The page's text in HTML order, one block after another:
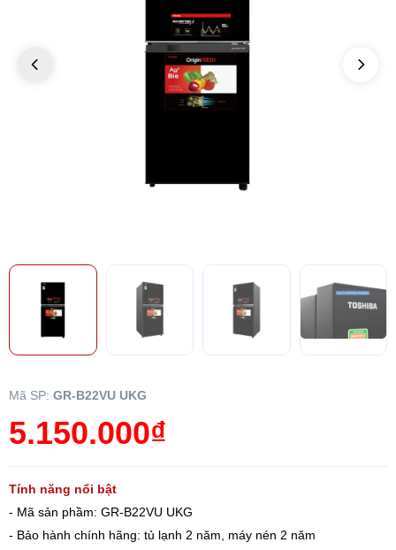
Mã SP: GR-B22VU UKG
5.150.000₫
Tính năng nổi bật
- Mã sản phầm: GR-B22VU UKG
- Bảo hành chính hãng: tủ lạnh 2 năm, máy nén 2 năm